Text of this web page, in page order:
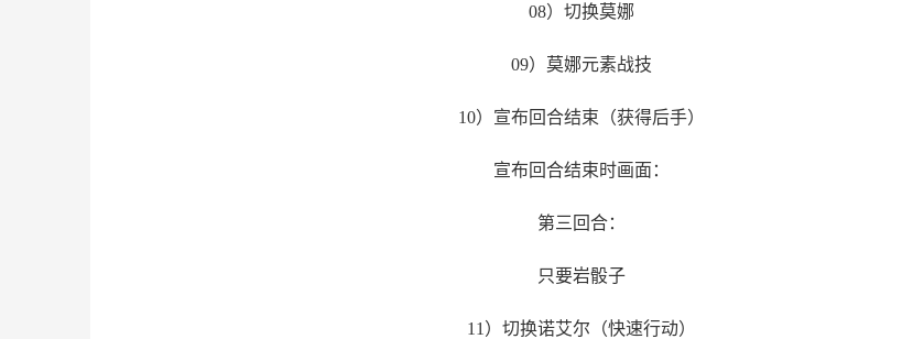
08）切换莫娜
09）莫娜元素战技
10）宣布回合结束（获得后手）
宣布回合结束时画面：
第三回合：
只要岩骰子
11）切换诺艾尔（快速行动）